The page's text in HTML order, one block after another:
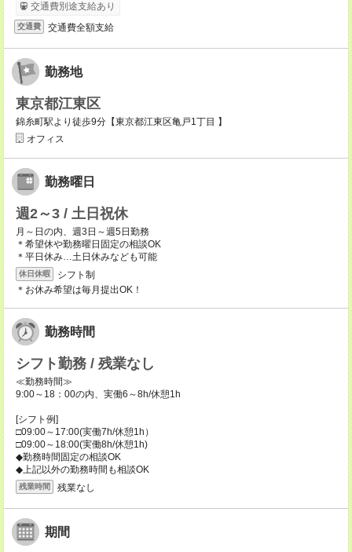
交通費別途支給あり
交通費 交通費全額支給
勤務地
東京都江東区
錦糸町駅より徒歩9分【東京都江東区亀戸1丁目 】
オフィス
勤務曜日
週2～3 / 土日祝休
月～日の内、週3日～週5日勤務
＊希望休や勤務曜日固定の相談OK
＊平日休み…土日休みなども可能
休日休暇
シフト制
＊お休み希望は毎月提出OK！
勤務時間
シフト勤務 / 残業なし
≪勤務時間≫
9:00～18：00の内、実働6～8h/休憩1h
[シフト例]
□09:00～17:00(実働7h/休憩1h）
□09:00～18:00(実働8h/休憩1h)
◆勤務時間固定の相談OK
◆上記以外の勤務時間も相談OK
残業時間 残業なし
期間